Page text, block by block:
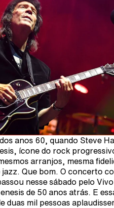
anos 60, quando Steve
ícone do rock
arranjos, mesma
Que bom. O concerto
nesse sábado pelo
de 50 anos atrás. E
duas mil pessoas